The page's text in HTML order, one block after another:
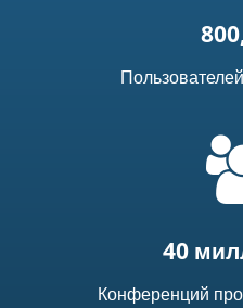
40
Конференций